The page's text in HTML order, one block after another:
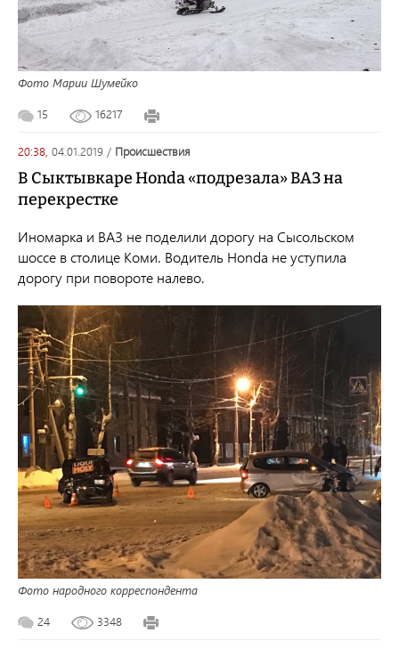
Фото Марии Шумейко
15 16217
20:38, 04.01.2019 / происшествия
В Сыктывкаре Honda «подрезала» ВАЗ на
перекрестке
Иномарка и ВАЗ не поделили дорогу на Сысольском
шоссе в столице Коми. Водитель Honda не уступила
дорогу при повороте налево.
Фото народного корреспондента
24 3348